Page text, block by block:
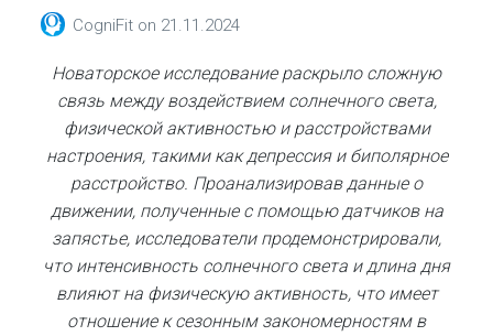
CogniFit on 21.11.2024
Новаторское исследование раскрыло сложную
связь между воздействием солнечного света,
физической активностью и расстройствами
настроения, такими как депрессия и биполярное
расстройство. Проанализировав данные о
движении, полученные с помощью датчиков на
запястье, исследователи продемонстрировали,
что интенсивность солнечного света и длина дня
влияют на физическую активность, что имеет
отношение к сезонным закономерностям в